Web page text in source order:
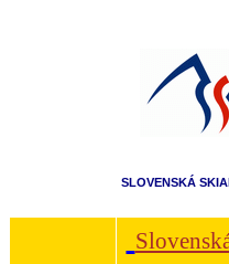
SLOVENSKÁ